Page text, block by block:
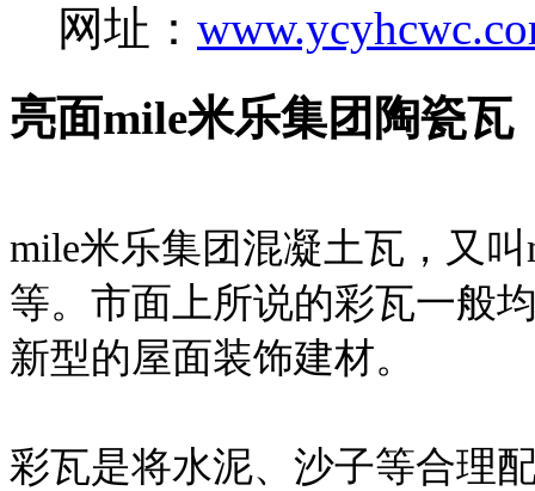
网址：
亮面mile米乐集团陶瓷瓦
mile米乐集团混凝土瓦，又
等。市面上所说的彩瓦一般
新型的屋面装饰建材。
彩瓦是将水泥、沙子等合理